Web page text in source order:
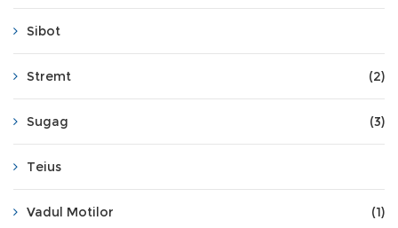
Sibot
Stremt (2)
Sugag (3)
Teius
Vadul Motilor (1)